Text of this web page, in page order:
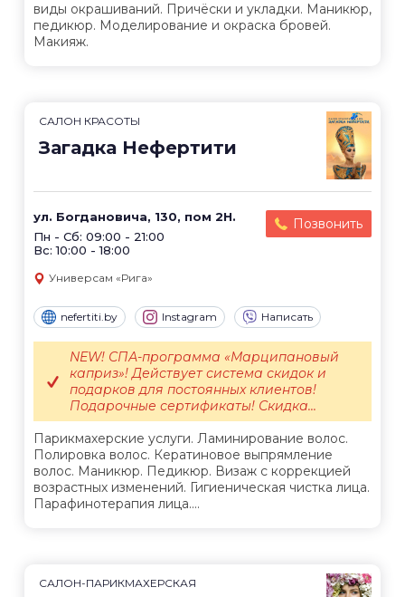
виды окрашиваний. Причёски и укладки. Маникюр,
педикюр. Моделирование и окраска бровей.
Макияж.
САЛОН КРАСОТЫ
Загадка Нефертити
ул. Богдановича, 130, пом 2Н.
Пн - Сб: 09:00 - 21:00
Вс: 10:00 - 18:00
Позвонить
Универсам «Рига»
nefertiti.by Instagram Написать
Парикмахерские услуги. Ламинирование волос.
Полировка волос. Кератиновое выпрямление
волос. Маникюр. Педикюр. Визаж с коррекцией
возрастных изменений. Гигиеническая чистка лица.
Парафинотерапия лица....
NEW! СПА-программа «Марципановый
каприз»! Действует система скидок и
подарков для постоянных клиентов!
Подарочные сертификаты! Скидка...
САЛОН-ПАРИКМАХЕРСКАЯ